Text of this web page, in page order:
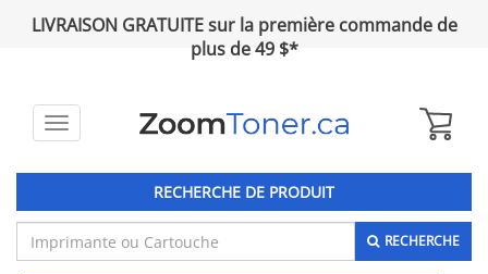
LIVRAISON GRATUITE sur la première commande de
plus de 49 $*
Toggle
RECHERCHE DE PRODUIT
RECHERCHE